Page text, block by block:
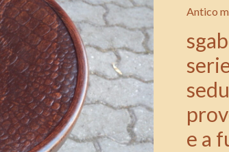
Antico
e a
in
prima
serie
800
con
e